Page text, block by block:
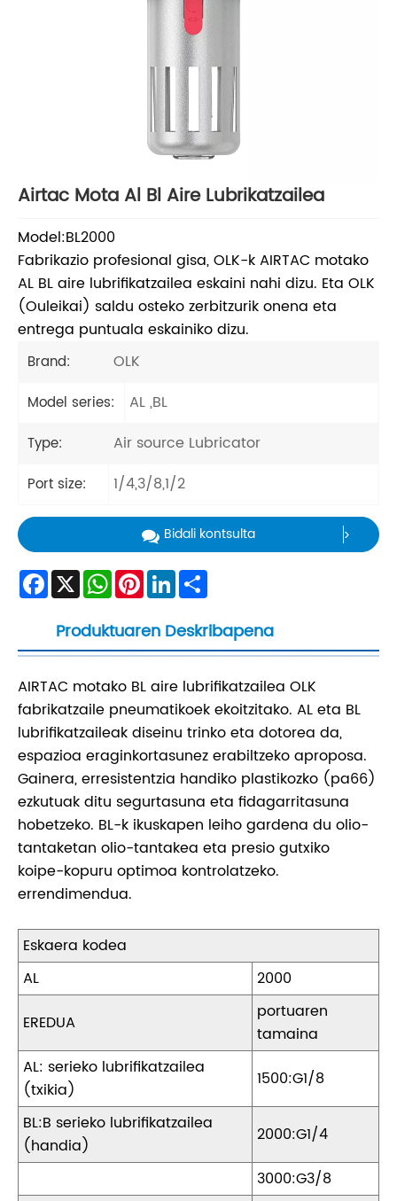
Airtac Mota Al Bl Aire Lubrikatzailea
Model:BL2000
Fabrikazio profesional gisa, OLK-k AIRTAC motako
AL BL aire lubrifikatzailea eskaini nahi dizu. Eta OLK
(Ouleikai) saldu osteko zerbitzurik onena eta
entrega puntuala eskainiko dizu.
Brand: OLK
Model series: AL ,BL
Type: Air source Lubricator
Port size: 1/4,3/8,1/2
Bidali kontsulta
Facebook
X WhatsApp
Pinterest
LinkedIn
Produktuaren Deskribapena
AIRTAC motako BL aire lubrifikatzailea OLK
fabrikatzaile pneumatikoek ekoitzitako. AL eta BL
lubrifikatzaileak diseinu trinko eta dotorea da,
espazioa eraginkortasunez erabiltzeko aproposa.
Gainera, erresistentzia handiko plastikozko (pa66)
ezkutuak ditu segurtasuna eta fidagarritasuna
hobetzeko. BL-k ikuskapen leiho gardena du olio-
tantaketan olio-tantakea eta presio gutxiko
koipe-kopuru optimoa kontrolatzeko.
errendimendua.
Eskaera kodea
AL
2000
EREDUA
portuaren
tamaina
AL: serieko lubrifikatzailea
(txikia)
1500:G1/8
BL:B serieko lubrifikatzailea
(handia)
2000:G1/4
3000:G3/8